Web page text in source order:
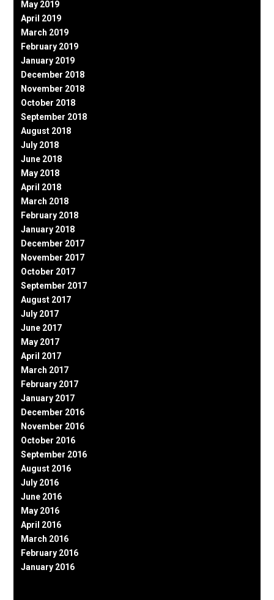
May 2019
April 2019
March 2019
February 2019
January 2019
December 2018
November 2018
October 2018
September 2018
August 2018
July 2018
June 2018
May 2018
April 2018
March 2018
February 2018
January 2018
December 2017
November 2017
October 2017
September 2017
August 2017
July 2017
June 2017
May 2017
April 2017
March 2017
February 2017
January 2017
December 2016
November 2016
October 2016
September 2016
August 2016
July 2016
June 2016
May 2016
April 2016
March 2016
February 2016
January 2016